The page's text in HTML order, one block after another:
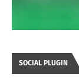
SOCIAL PLUGIN